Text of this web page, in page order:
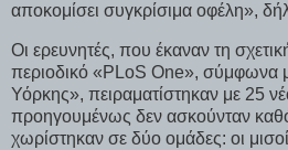
αποκομίσει συγκρίσιμα οφέλη»,
Οι ερευνητές, που έκαναν τη
περιοδικό «PLoS One», σύμφωνα
Υόρκης», πειραματίστηκαν με 25
προηγουμένως δεν ασκούνταν
χωρίστηκαν σε δύο ομάδες: οι